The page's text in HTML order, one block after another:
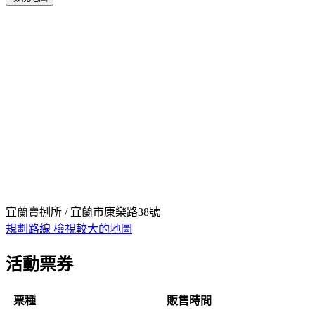
宜蘭賣捌所 / 宜蘭市康樂路38號
規劃路線 檢視較大的地圖
活動票券
票種 販售時間